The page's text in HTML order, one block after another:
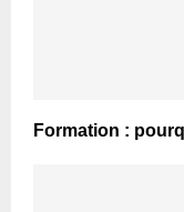
Formation :